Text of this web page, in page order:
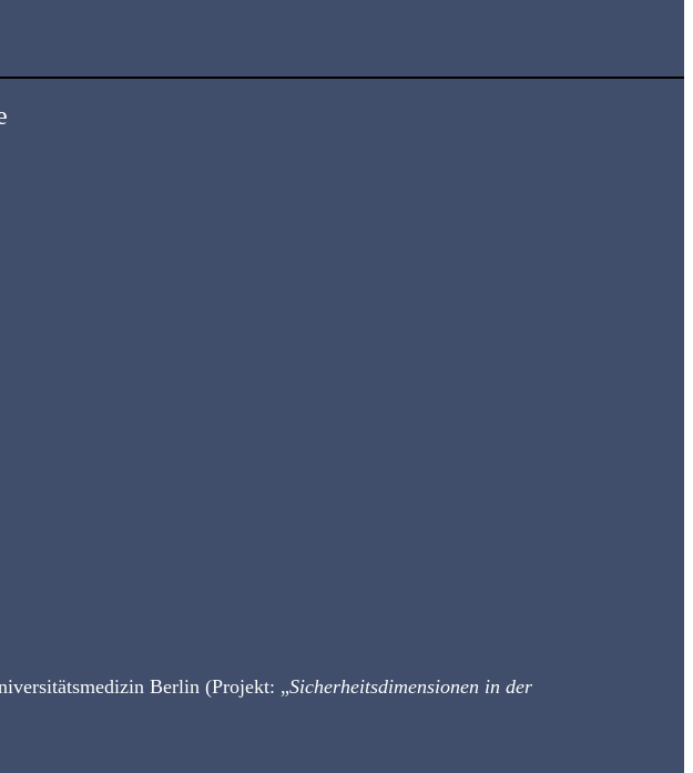
Berlin (Projekt: „Sicherheitsdimensionen in der